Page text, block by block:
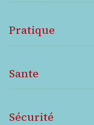
Pratique
Sante
Sécurité